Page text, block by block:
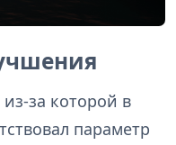
за которой в
параметр